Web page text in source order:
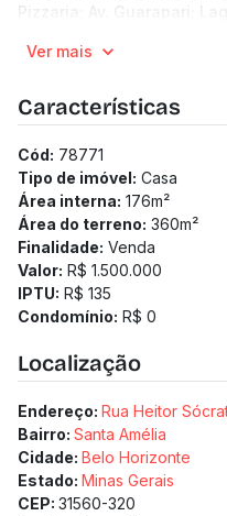
Pizzaria; Av. Guarapari;
confirmação com nossa
Ver mais
Características
Cód: 78771
Tipo de imóvel: Casa
Área interna: 176m²
Área do terreno: 360m²
Finalidade: Venda
Valor: R$ 1.500.000
IPTU: R$ 135
Condomínio: R$ 0
Localização
Endereço: Rua Heitor
Bairro: Santa Amélia
Cidade: Belo Horizonte
Estado: Minas Gerais
CEP: 31560-320